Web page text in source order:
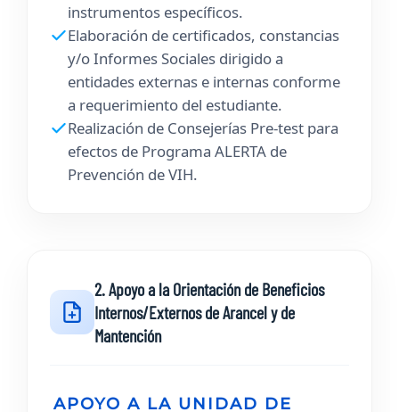
instrumentos específicos.
Elaboración de certificados, constancias
y/o Informes Sociales dirigido a
entidades externas e internas conforme
a requerimiento del estudiante.
Realización de Consejerías Pre-test para
efectos de Programa ALERTA de
Prevención de VIH.
2. Apoyo a la Orientación de Beneficios
Internos/Externos de Arancel y de
Mantención
APOYO A LA UNIDAD DE